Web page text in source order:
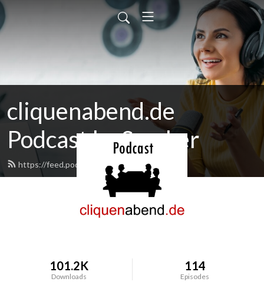
cliquenabend.de
Podcast by Smuker
https://feed.podbean.com/smuker/feed.xml
101.2K
Downloads
114
Episodes